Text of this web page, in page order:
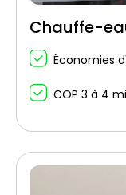
Chauffe-
Économies
COP 3 à 4